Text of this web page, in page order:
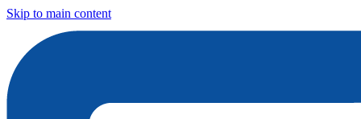
Skip to main content